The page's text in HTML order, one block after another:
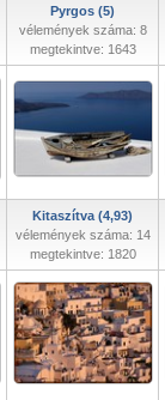
Pyrgos (5)
vélemények száma: 8
megtekintve: 1643
Kitaszítva (4,93)
vélemények száma: 14
megtekintve: 1820